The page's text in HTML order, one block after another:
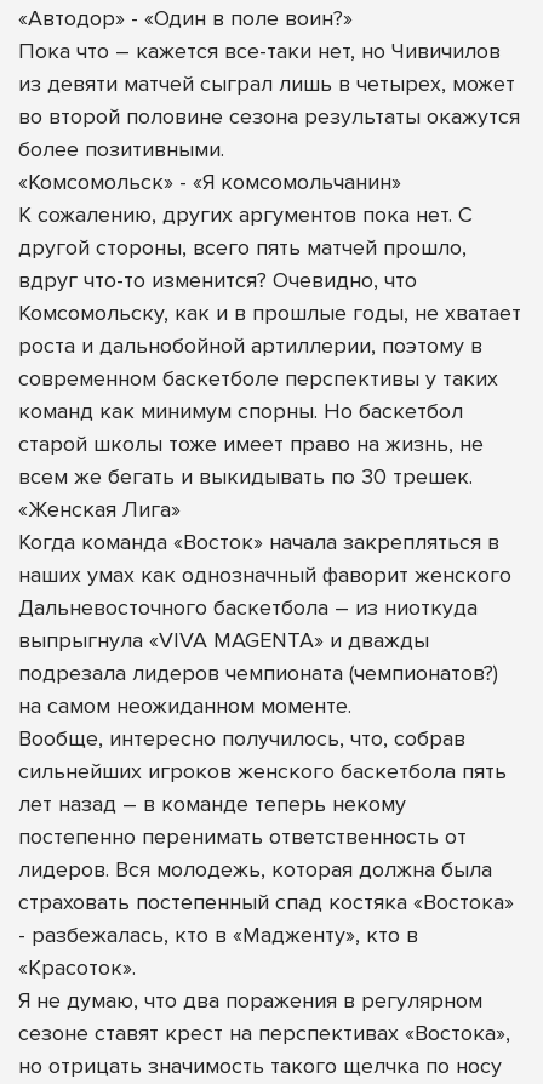
«Автодор» - «Один в поле воин?»
Пока что – кажется все-таки нет, но Чивичилов
из девяти матчей сыграл лишь в четырех, может
во второй половине сезона результаты окажутся
более позитивными.
«Комсомольск» - «Я комсомольчанин»
К сожалению, других аргументов пока нет. С
другой стороны, всего пять матчей прошло,
вдруг что-то изменится? Очевидно, что
Комсомольску, как и в прошлые годы, не хватает
роста и дальнобойной артиллерии, поэтому в
современном баскетболе перспективы у таких
команд как минимум спорны. Но баскетбол
старой школы тоже имеет право на жизнь, не
всем же бегать и выкидывать по 30 трешек.
«Женская Лига»
Когда команда «Восток» начала закрепляться в
наших умах как однозначный фаворит женского
Дальневосточного баскетбола – из ниоткуда
выпрыгнула «VIVA MAGENTA» и дважды
подрезала лидеров чемпионата (чемпионатов?)
на самом неожиданном моменте.
Вообще, интересно получилось, что, собрав
сильнейших игроков женского баскетбола пять
лет назад – в команде теперь некому
постепенно перенимать ответственность от
лидеров. Вся молодежь, которая должна была
страховать постепенный спад костяка «Востока»
- разбежалась, кто в «Мадженту», кто в
«Красоток».
Я не думаю, что два поражения в регулярном
сезоне ставят крест на перспективах «Востока»,
но отрицать значимость такого щелчка по носу